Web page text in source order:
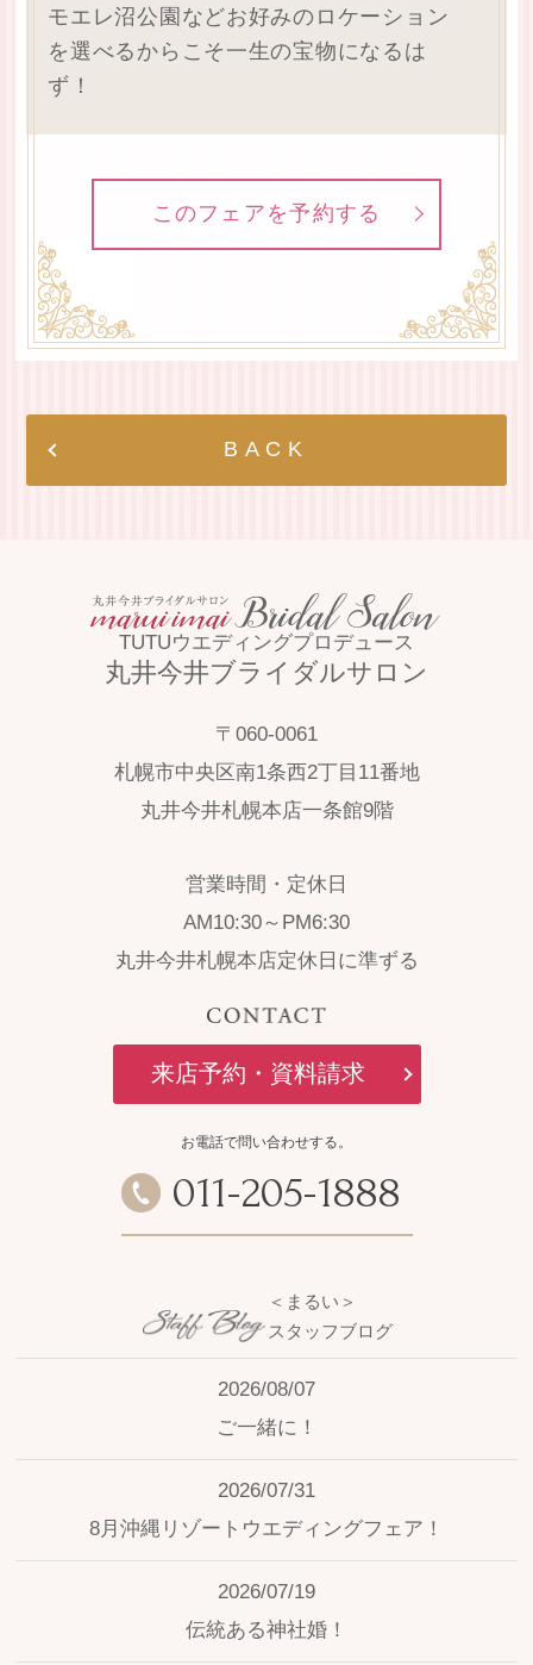
モエレ沼公園などお好みのロケーション
を選べるからこそ一生の宝物になるは
ず！
このフェアを予約する
BACK
TUTUウエディングプロデュース
丸井今井ブライダルサロン
〒060-0061
札幌市中央区南1条西2丁目11番地
丸井今井札幌本店一条館9階
営業時間・定休日
AM10:30～PM6:30
丸井今井札幌本店定休日に準ずる
来店予約・資料請求
お電話で問い合わせする。
011-205-1888
＜まるい＞
スタッフブログ
2026/08/07
ご一緒に！
2026/07/31
8月沖縄リゾートウエディングフェア！
2026/07/19
伝統ある神社婚！